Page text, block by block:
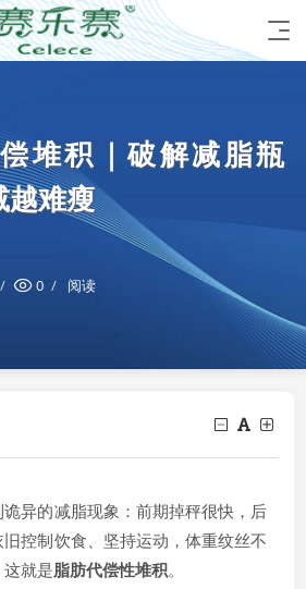
堆积｜破解减脂瓶
越难瘦
0 阅读
异的减脂现象：前期掉秤很快，后
控制饮食、坚持运动，体重纹丝不
就是脂肪代偿性堆积。